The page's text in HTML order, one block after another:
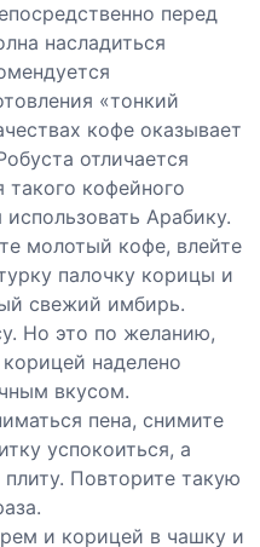
перед
насладиться
«тонкий
кофе оказывает
отличается
такого кофейного
Арабику.
молотый кофе, влейте
палочку корицы и
свежий имбирь.
Но это по желанию,
наделено
вкусом.
пена, снимите
успокоиться, а
Повторите такую
и корицей в чашку и